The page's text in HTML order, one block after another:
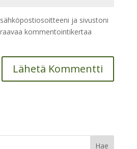
ja sivustoni
kommentointikertaa